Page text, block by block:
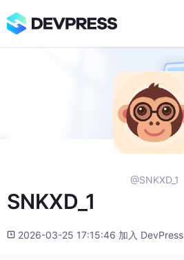
@SNKXD_1
SNKXD_1
2026-03-25 17:15:46 加入 DevPress